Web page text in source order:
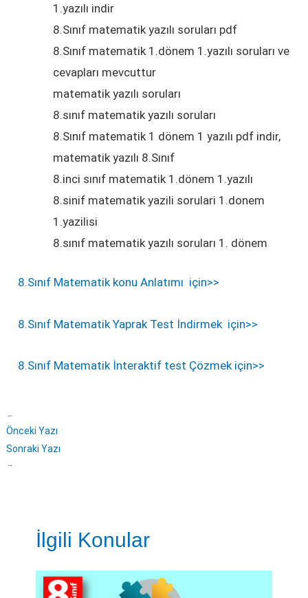
Yazılının Çözümleri
Word formatında İndir
PDF Formatında İndir
1.yazılı indir
8.Sınıf matematik yazılı soruları pdf
8.Sınıf matematik 1.dönem 1.yazılı soruları ve
cevapları mevcuttur
matematik yazılı soruları
8.sınıf matematik yazılı soruları
8.Sınıf matematik 1 dönem 1 yazılı pdf indir,
matematik yazılı 8.Sınıf
8.inci sınıf matematik 1.dönem 1.yazılı
8.sinif matematik yazili sorulari 1.donem
1.yazilisi
8.sınıf matematik yazılı soruları 1. dönem
8.Sınıf Matematik konu Anlatımı için>>
8.Sınıf Matematik Yaprak Test İndirmek için>>
8.Sınıf Matematik İnteraktif test Çözmek için>>
←
Önceki Yazı
Sonraki Yazı
→
İlgili Konular